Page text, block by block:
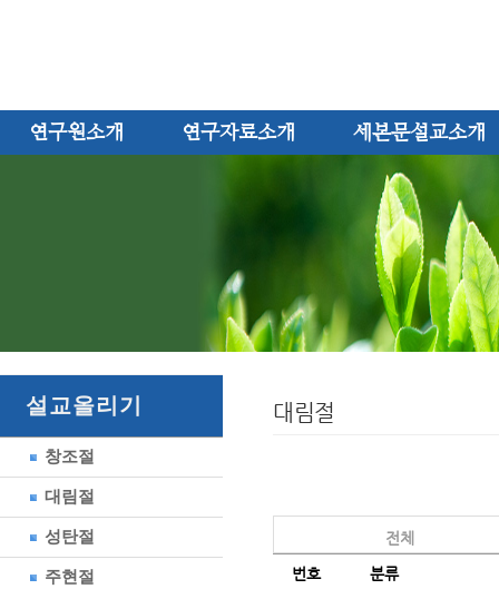
연구원소개 연구자료소개 세본문설교소개
설교올리기
창조절
대림절
성탄절
주현절
대림절
전체
번호
분류